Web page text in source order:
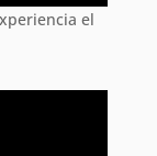
el